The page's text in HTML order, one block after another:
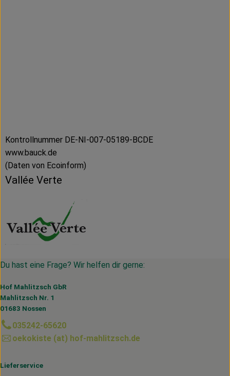
Kontrollnummer DE-NI-007-05189-BCDE
www.bauck.de
(Daten von Ecoinform)
Vallée Verte
Du hast eine Frage? Wir helfen dir gerne:
Hof Mahlitzsch GbR
Mahlitzsch Nr. 1
01683 Nossen
035242-65620
oekokiste (at) hof-mahlitzsch.de
Lieferservice